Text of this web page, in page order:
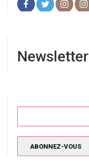
Newsletter